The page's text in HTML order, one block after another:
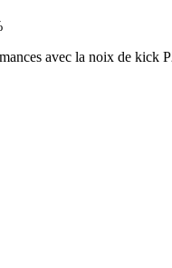
avec la noix de kick